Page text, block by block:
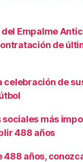
Empalme
de
celebración de
sociales más
488 años
488 años,